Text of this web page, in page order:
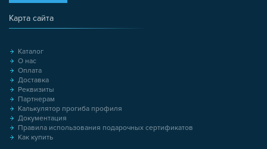
Карта сайта
Каталог
О нас
Оплата
Доставка
Реквизиты
Партнерам
Калькулятор прогиба профиля
Документация
Правила использования подарочных сертификатов
Как купить